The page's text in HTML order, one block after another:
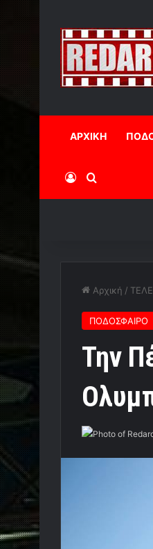
ΑΡΧΙΚΗ
Log InΑναζήτηση
Αρχική /
ΠΟΔΟΣΦΑΙΡΟ
Την